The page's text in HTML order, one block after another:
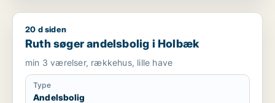
Ruth søger andelsbolig i Holbæk
20 d siden
Ruth søger andelsbolig i Holbæk
min 3 værelser, rækkehus, lille have
Type
Andelsbolig